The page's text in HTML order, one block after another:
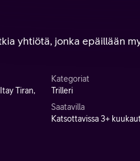
yhtiötä, jonka epäillään
Tiran,
Kategoriat
Trilleri
Saatavilla
Katsottavissa 3+